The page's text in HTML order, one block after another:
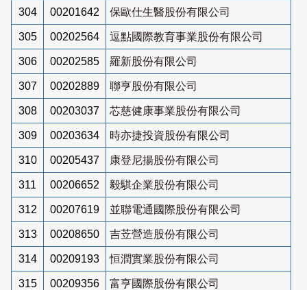
304 00201642 保歐仕生醫股份有限公司
305 00202564 逗點國際教育事業股份有限公司
306 00202585 羅新股份有限公司
307 00202889 聯亨股份有限公司
308 00203037 芯慈健康事業股份有限公司
309 00203634 時亦捷投資股份有限公司
310 00205437 康登尼揚股份有限公司
311 00206652 毅騏企業股份有限公司
312 00207619 並聯電通國際股份有限公司
313 00208650 吉苙營造股份有限公司
314 00209193 恒潤實業股份有限公司
315 00209356 富亨國際股份有限公司